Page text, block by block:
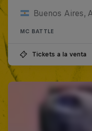
Buenos Aires,
MC BATTLE
Tickets a la venta